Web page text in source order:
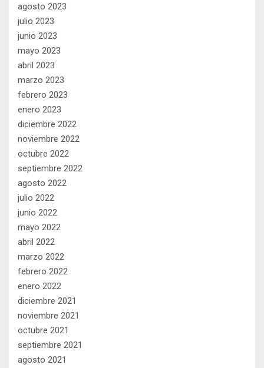
agosto 2023
julio 2023
junio 2023
mayo 2023
abril 2023
marzo 2023
febrero 2023
enero 2023
diciembre 2022
noviembre 2022
octubre 2022
septiembre 2022
agosto 2022
julio 2022
junio 2022
mayo 2022
abril 2022
marzo 2022
febrero 2022
enero 2022
diciembre 2021
noviembre 2021
octubre 2021
septiembre 2021
agosto 2021